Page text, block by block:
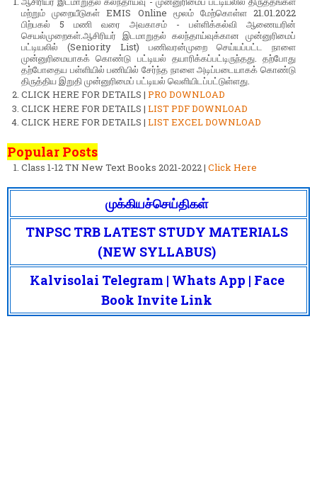
மற்றும் முறையீடுகள் EMIS Online மூலம் மேற்கொள்ள 21.01.2022
பிற்பகல் 5 மணி வரை அவகாசம் - பள்ளிக்கல்வி ஆணையரின்
செயல்முறைகள்.ஆசிரியர் இடமாறுதல் கலந்தாய்வுக்கான முன்னுரிமைப்
பட்டியலில் (Seniority List) பணிவரன்முறை செய்யப்பட்ட நாளை
முன்னுரிமையாகக் கொண்டு பட்டியல் தயாரிக்கப்பட்டிருந்தது. தற்போது
தற்போதைய பள்ளியில் பணியில் சேர்ந்த நாளை அடிப்படையாகக் கொண்டு
திருத்திய இறுதி முன்னுரிமைப் பட்டியல் வெளியிடப்பட்டுள்ளது.
CLICK HERE FOR DETAILS | PRO DOWNLOAD
CLICK HERE FOR DETAILS | LIST PDF DOWNLOAD
CLICK HERE FOR DETAILS | LIST EXCEL DOWNLOAD
Popular Posts
Class 1-12 TN New Text Books 2021-2022 | Click Here
முக்கியச்செய்திகள்
TNPSC TRB LATEST STUDY MATERIALS
(NEW SYLLABUS)
Kalvisolai Telegram | Whats App | Face
Book Invite Link